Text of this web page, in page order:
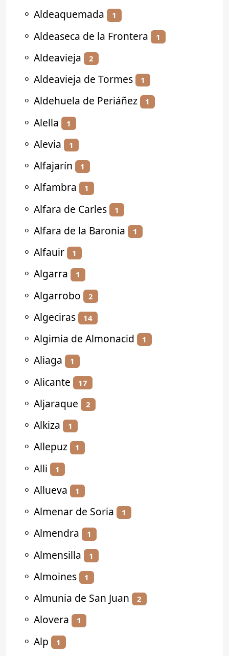
⚬ Aldeaquemada 1
⚬ Aldeaseca de la Frontera 1
⚬ Aldeavieja 2
⚬ Aldeavieja de Tormes 1
⚬ Aldehuela de Periáñez 1
⚬ Alella 1
⚬ Alevia 1
⚬ Alfajarín 1
⚬ Alfambra 1
⚬ Alfara de Carles 1
⚬ Alfara de la Baronia 1
⚬ Alfauir 1
⚬ Algarra 1
⚬ Algarrobo 2
⚬ Algeciras 14
⚬ Algimia de Almonacid 1
⚬ Aliaga 1
⚬ Alicante 17
⚬ Aljaraque 2
⚬ Alkiza 1
⚬ Allepuz 1
⚬ Alli 1
⚬ Allueva 1
⚬ Almenar de Soria 1
⚬ Almendra 1
⚬ Almensilla 1
⚬ Almoines 1
⚬ Almunia de San Juan 2
⚬ Alovera 1
⚬ Alp 1